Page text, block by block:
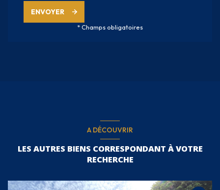
ENVOYER
* Champs obligatoires
A DÉCOUVRIR
LES AUTRES BIENS CORRESPONDANT À VOTRE
RECHERCHE